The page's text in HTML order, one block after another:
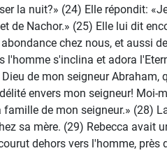
la nuit?» (24) Elle répondit:
de Nachor.» (25) Elle lui dit
chez nous, et aussi
l'homme s'inclina et adora
de mon seigneur Abraham,
envers mon seigneur! Moi-
de mon seigneur.» (28)
sa mère. (29) Rebecca avait
dehors vers l'homme, près